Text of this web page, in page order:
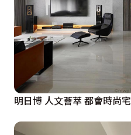
明日博 人文薈萃 都會時尚宅